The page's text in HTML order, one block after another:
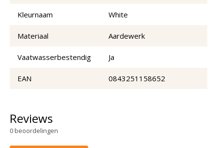
Kleurnaam White
Materiaal Aardewerk
Vaatwasserbestendig Ja
EAN 0843251158652
Reviews
0beoordelingen